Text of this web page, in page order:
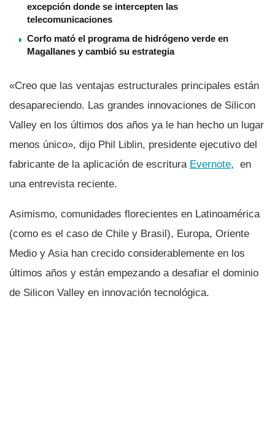
excepción donde se intercepten las
telecomunicaciones
Corfo mató el programa de hidrógeno verde en
Magallanes y cambió su estrategia
«Creo que las ventajas estructurales principales están
desapareciendo. Las grandes innovaciones de Silicon
Valley en los últimos dos años ya le han hecho un lugar
menos único», dijo Phil Liblin, presidente ejecutivo del
fabricante de la aplicación de escritura Evernote, en
una entrevista reciente.
Asimismo, comunidades florecientes en Latinoamérica
(como es el caso de Chile y Brasil), Europa, Oriente
Medio y Asia han crecido considerablemente en los
últimos años y están empezando a desafiar el dominio
de Silicon Valley en innovación tecnológica.